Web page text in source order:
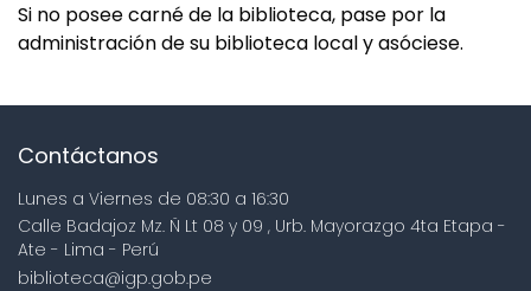
Si no posee carné de la biblioteca, pase por la
administración de su biblioteca local y asóciese.
Contáctanos
Lunes a Viernes de 08:30 a 16:30
Calle Badajoz Mz. Ñ Lt 08 y 09 , Urb. Mayorazgo 4ta Etapa -
Ate - Lima - Perú
biblioteca@igp.gob.pe